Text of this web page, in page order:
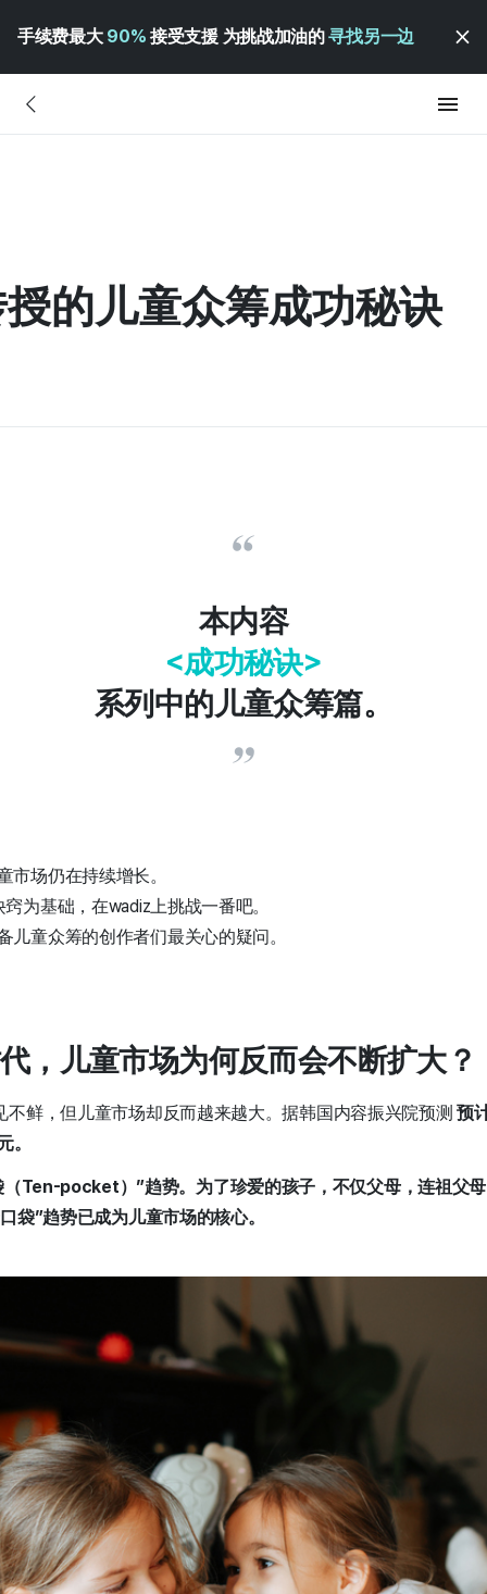
手续费最大 90% 接受支援 为挑战加油的寻找另一边
的儿童众筹成功秘诀
本内容
<成功秘诀>
系列中的儿童众筹篇。
市场仍在持续增长。
为基础，在wadiz上挑战一番吧。
儿童众筹的创作者们最关心的疑问。
，儿童市场为何反而会不断扩大？
不鲜，但儿童市场却反而越来越大。据韩国内容振兴院预测预
。
（Ten-pocket）”趋势。为了珍爱的孩子，不仅父母，连祖父
袋”趋势已成为儿童市场的核心。